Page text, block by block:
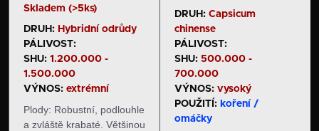
Skladem (>5ks)
DRUH: Hybridní odrůdy
PÁLIVOST:
SHU: 1.200.000 -
1.500.000
VÝNOS: extrémní
Plody: Robustní, podlouhle
a zvláště krabaté. Většinou
DRUH: Capsicum
chinense
PÁLIVOST:
SHU: 500.000 -
700.000
VÝNOS: vysoký
POUŽITÍ: koření /
omáčky